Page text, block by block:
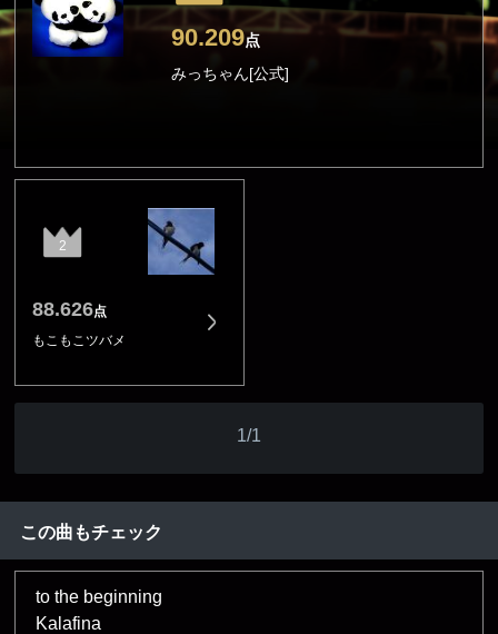
90.209点
みっちゃん[公式]
2
88.626点
もこもこツバメ
1/1
この曲もチェック
to the beginning
Kalafina